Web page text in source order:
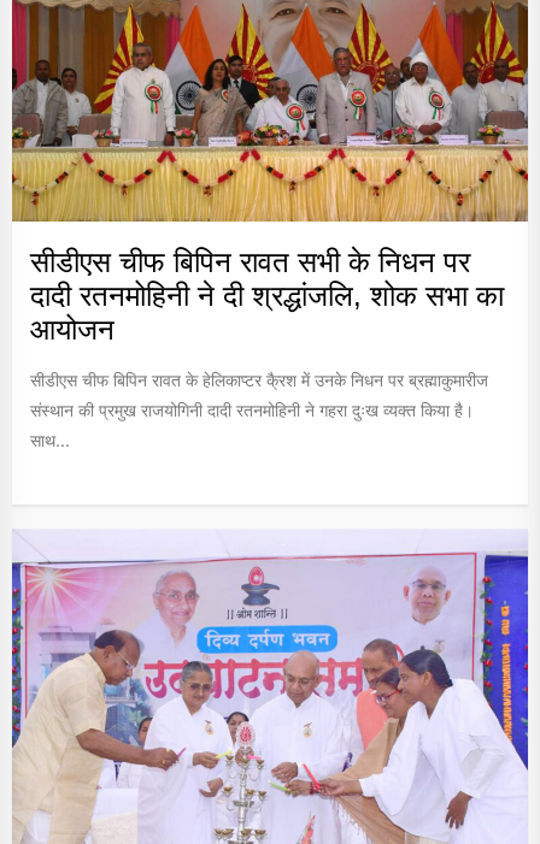
सीडीएस चीफ बिपिन रावत सभी के निधन पर
दादी रतनमोहिनी ने दी श्रद्धांजलि, शोक सभा का
आयोजन
सीडीएस चीफ बिपिन रावत के हेलिकाप्टर कै्रश में उनके निधन पर ब्रह्माकुमारीज
संस्थान की प्रमुख राजयोगिनी दादी रतनमोहिनी ने गहरा दुःख व्यक्त किया है।
साथ...